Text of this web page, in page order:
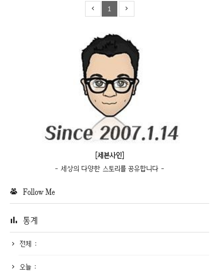
1
[세븐사인]
- 세상의 다양한 스토리를 공유합니다 -
Follow Me
통계
전체 :
오늘 :